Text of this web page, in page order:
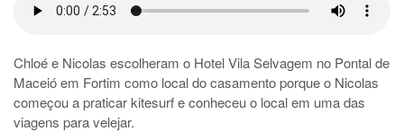
Chloé e Nicolas escolheram o Hotel Vila Selvagem no Pontal de
Maceió em Fortim como local do casamento porque o Nicolas
começou a praticar kitesurf e conheceu o local em uma das
viagens para velejar.